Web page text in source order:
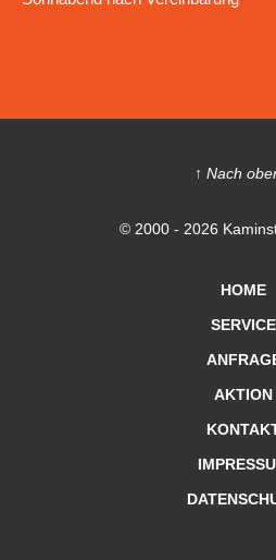
↑ Nach
© 2000 - 2026
HOME
SERVICE
AKTION